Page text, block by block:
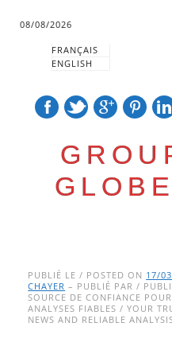
08/08/2026
FRANÇAIS
ENGLISH
Main menu
to
content
PUBLIÉ LE / POSTED ON 17/
CHAYER – PUBLIÉ PAR /
SOURCE DE CONFIANCE
ANALYSES FIABLES / YOUR
NEWS AND RELIABLE